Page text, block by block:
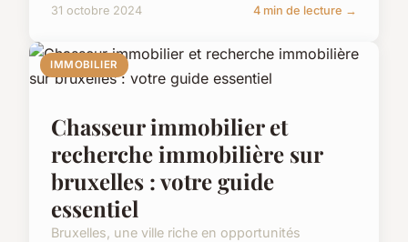
31 octobre 2024 4 min de lecture →
IMMOBILIER
Chasseur immobilier et
recherche immobilière sur
bruxelles : votre guide
essentiel
Bruxelles, une ville riche en opportunités